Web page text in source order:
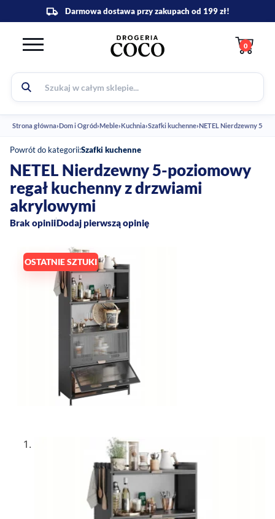
0
Strona główna›Dom i Ogród›Meble›Kuchnia›Szafki kuchenne›NETEL Nierdzewny 5-
OSTATNIE SZTUKI
Powrót do kategorii:Szafki kuchenne
NETEL Nierdzewny 5-poziomowy
regał kuchenny z drzwiami
akrylowymi
Brak opiniiDodaj pierwszą opinię